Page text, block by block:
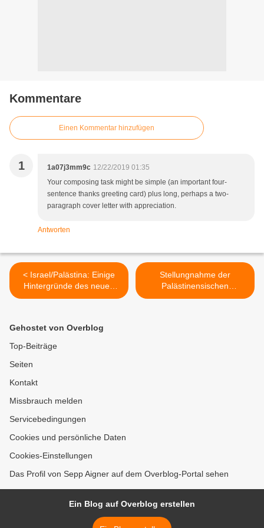
Kommentare
Einen Kommentar hinzufügen
1 1a07j3mm9c 12/22/2019 01:35
Your composing task might be simple (an important four-
sentence thanks greeting card) plus long, perhaps a two-
paragraph cover letter with appreciation.
Antworten
< Israel/Palästina: Einige
Hintergründe des neuen
Massakers
Stellungnahme der
Palästinensischen
Gemeinde Deutschland >
Gehostet von Overblog
Top-Beiträge
Seiten
Kontakt
Missbrauch melden
Servicebedingungen
Cookies und persönliche Daten
Cookies-Einstellungen
Das Profil von Sepp Aigner auf dem Overblog-Portal sehen
Ein Blog auf Overblog erstellen